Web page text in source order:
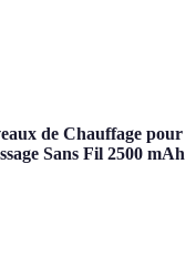
de Chauffage pour
Sans Fil 2500 mAh